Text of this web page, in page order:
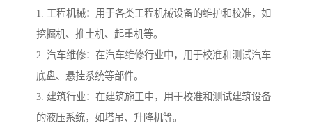
1. 工程机械：用于各类工程机械设备的维护和校准，如
挖掘机、推土机、起重机等。
2. 汽车维修：在汽车维修行业中，用于校准和测试汽车
底盘、悬挂系统等部件。
3. 建筑行业：在建筑施工中，用于校准和测试建筑设备
的液压系统，如塔吊、升降机等。